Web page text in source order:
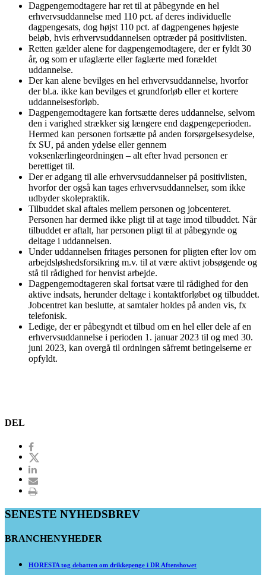
Dagpengemodtagere har ret til at påbegynde en hel
erhvervsuddannelse med 110 pct. af deres individuelle
dagpengesats, dog højst 110 pct. af dagpengenes højeste
beløb, hvis erhvervsuddannelsen optræder på positivlisten.
Retten gælder alene for dagpengemodtagere, der er fyldt 30
år, og som er ufaglærte eller faglærte med forældet
uddannelse.
Der kan alene bevilges en hel erhvervsuddannelse, hvorfor
der bl.a. ikke kan bevilges et grundforløb eller et kortere
uddannelsesforløb.
Dagpengemodtagere kan fortsætte deres uddannelse, selvom
den i varighed strækker sig længere end dagpengeperioden.
Hermed kan personen fortsætte på anden forsørgelsesydelse,
fx SU, på anden ydelse eller gennem
voksenlærlingeordningen – alt efter hvad personen er
berettiget til.
Der er adgang til alle erhvervsuddannelser på positivlisten,
hvorfor der også kan tages erhvervsuddannelser, som ikke
udbyder skolepraktik.
Tilbuddet skal aftales mellem personen og jobcenteret.
Personen har dermed ikke pligt til at tage imod tilbuddet. Når
tilbuddet er aftalt, har personen pligt til at påbegynde og
deltage i uddannelsen.
Under uddannelsen fritages personen for pligten efter lov om
arbejdsløshedsforsikring m.v. til at være aktivt jobsøgende og
stå til rådighed for henvist arbejde.
Dagpengemodtageren skal fortsat være til rådighed for den
aktive indsats, herunder deltage i kontaktforløbet og tilbuddet.
Jobcentret kan beslutte, at samtaler holdes på anden vis, fx
telefonisk.
Ledige, der er påbegyndt et tilbud om en hel eller dele af en
erhvervsuddannelse i perioden 1. januar 2023 til og med 30.
juni 2023, kan overgå til ordningen såfremt betingelserne er
opfyldt.
DEL
SENESTE NYHEDSBREV
BRANCHENYHEDER
HORESTA tog debatten om drikkepenge i DR Aftenshowet